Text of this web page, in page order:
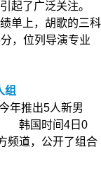
了广泛关注。
单上，胡歌的三科
，位列导演专业
组
年推出5人新男
韩国时间4日0
频道，公开了组合